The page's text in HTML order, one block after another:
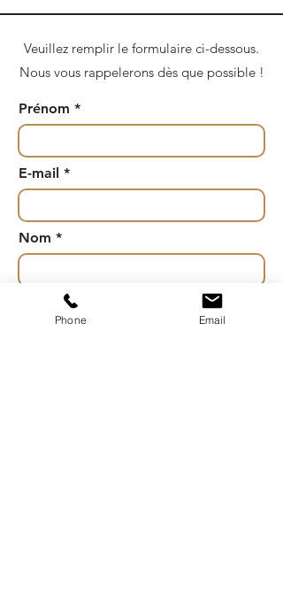
Veuillez remplir le formulaire ci-dessous.
Nous vous rappelerons dès que possible !
Prénom
E-mail
Nom
Téléphone
Phone Email